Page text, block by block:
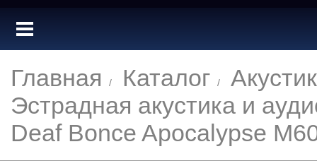
Главная Каталог
Эстрадная акустика и
Deaf Bonce Apocalypse